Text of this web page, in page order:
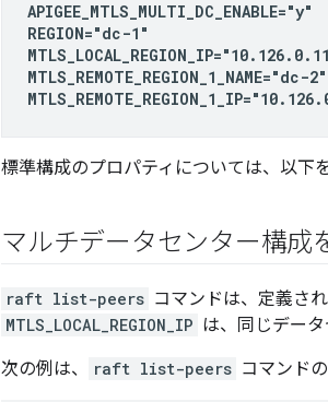
APIGEE_MTLS_MULTI_DC_ENABLE="y"
REGION="dc-1"
MTLS_REMOTE_REGION_1_NAME="dc-2"
標準構成のプロパティについては、以下
マルチデータセンター構成
raft list-peers コマンドは、定義さ
MTLS_LOCAL_REGION_IP は、同じデータ
次の例は、 raft list-peers コマンド